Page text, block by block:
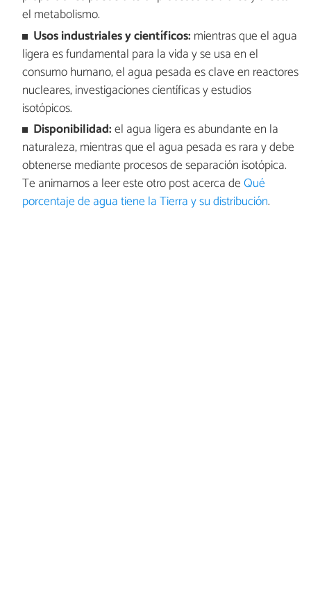
el metabolismo.
Usos industriales y científicos: mientras que el agua
ligera es fundamental para la vida y se usa en el
consumo humano, el agua pesada es clave en reactores
nucleares, investigaciones científicas y estudios
isotópicos.
Disponibilidad:el agua ligera es abundante en la
naturaleza, mientras que el agua pesada es rara y debe
obtenerse mediante procesos de separación isotópica.
Te animamos a leer este otro post acerca deQué
porcentaje de agua tiene la Tierra y su distribución.